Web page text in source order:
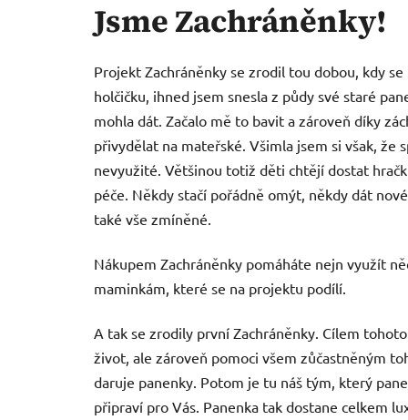
Jsme Zachráněnky!
Projekt Zachráněnky se zrodil tou dobou, kdy
holčičku, ihned jsem snesla z půdy své staré
mohla dát. Začalo mě to bavit a zároveň díky
přivydělat na mateřské. Všimla jsem si však, že
nevyužité. Většinou totiž děti chtějí dostat
péče. Někdy stačí pořádně omýt, někdy dát
také vše zmíněné.
Nákupem Zachráněnky pomáháte nejn využít
maminkám, které se na projektu podílí.
A tak se zrodily první Zachráněnky. Cílem
život, ale zároveň pomoci všem zůčastněným
daruje panenky. Potom je tu náš tým, který
připraví pro Vás. Panenka tak dostane celkem